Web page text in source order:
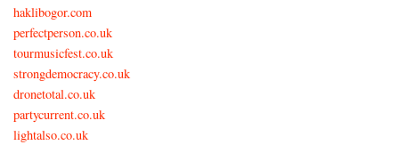
haklibogor.com
perfectperson.co.uk
tourmusicfest.co.uk
strongdemocracy.co.uk
dronetotal.co.uk
partycurrent.co.uk
lightalso.co.uk